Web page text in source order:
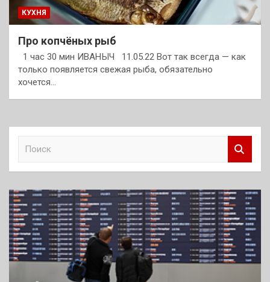
КУХНЯ
Про копчёных рыб
1 час 30 мин ИВАНЫЧ 11.05.22 Вот так всегда — как
только появляется свежая рыба, обязательно
хочется…
к